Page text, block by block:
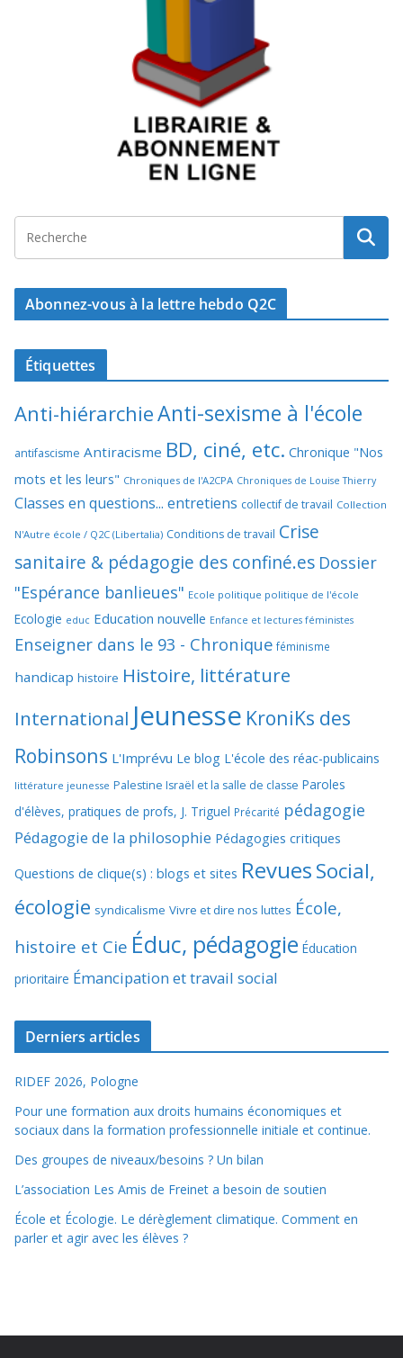
Abonnez-vous à la lettre hebdo Q2C
Étiquettes
Anti-hiérarchieAnti-sexisme à l'école
antifascisme Antiracisme BD, ciné, etc. Chronique "Nos
mots et les leurs" Chroniques de l'A2CPA Chroniques de Louise Thierry
Classes en questions... entretiens collectif de travail Collection
N'Autre école / Q2C (Libertalia) Conditions de travail Crise
sanitaire & pédagogie des confiné.es Dossier
"Espérance banlieues" Ecole politique politique de l'école
Ecologie educ Education nouvelle Enfance et lectures féministes
Enseigner dans le 93 - Chronique féminisme
handicap histoire Histoire, littérature
International Jeunesse KroniKs des
Robinsons L'Imprévu Le blog L'école des réac-publicains
littérature jeunesse Palestine Israël et la salle de classe Paroles
d'élèves, pratiques de profs, J. Triguel Précarité pédagogie
Pédagogie de la philosophie Pédagogies critiques
Questions de clique(s) : blogs et sites RevuesSocial,
écologie syndicalisme Vivre et dire nos luttes École,
histoire et Cie Éduc, pédagogie Éducation
prioritaire Émancipation et travail social
Derniers articles
RIDEF 2026, Pologne
Pour une formation aux droits humains économiques et
sociaux dans la formation professionnelle initiale et continue.
Des groupes de niveaux/besoins ? Un bilan
L’association Les Amis de Freinet a besoin de soutien
École et Écologie. Le dérèglement climatique. Comment en
parler et agir avec les élèves ?